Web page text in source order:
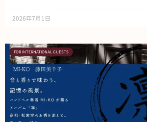
2026年7月1日
FOR INTERNATIONAL GUESTS